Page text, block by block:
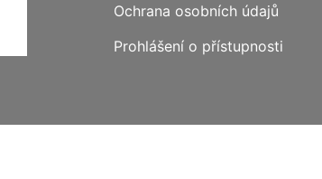
Ochrana osobních údajů
Prohlášení o přístupnosti